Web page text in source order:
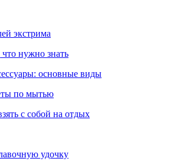
экстрима
нужно знать
основные виды
по мытью
с собой на отдых
удочку